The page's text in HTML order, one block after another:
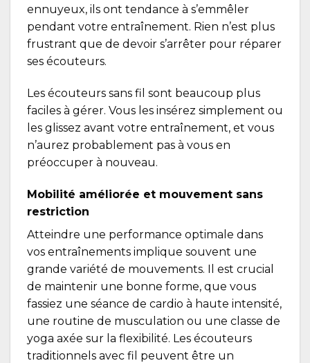
ennuyeux, ils ont tendance à s’emmêler
pendant votre entraînement. Rien n’est plus
frustrant que de devoir s’arrêter pour réparer
ses écouteurs.
Les écouteurs sans fil sont beaucoup plus
faciles à gérer. Vous les insérez simplement ou
les glissez avant votre entraînement, et vous
n’aurez probablement pas à vous en
préoccuper à nouveau.
Mobilité améliorée et mouvement sans
restriction
Atteindre une performance optimale dans
vos entraînements implique souvent une
grande variété de mouvements. Il est crucial
de maintenir une bonne forme, que vous
fassiez une séance de cardio à haute intensité,
une routine de musculation ou une classe de
yoga axée sur la flexibilité. Les écouteurs
traditionnels avec fil peuvent être un